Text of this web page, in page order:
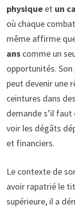
physiqueet un
où chaque
même affirme
anscomme un
opportunités.
peut devenir une
ceintures dans
demande s’il faut
voir les dégâts
et financiers.
Le contexte de
avoir rapatrié le
supérieure, il a